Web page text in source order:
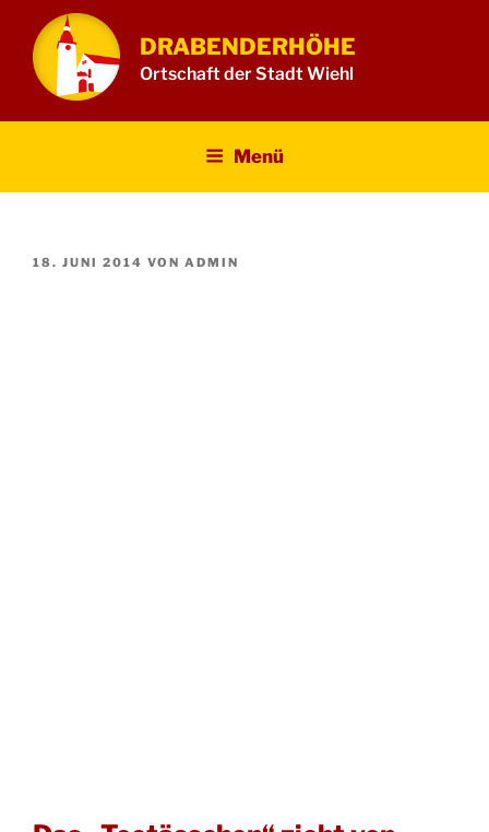
Inhalt
springen
DRABENDERHÖHE
Ortschaft der Stadt Wiehl
Menü
VERÖFFENTLICHT
18. JUNI 2014 VON ADMIN